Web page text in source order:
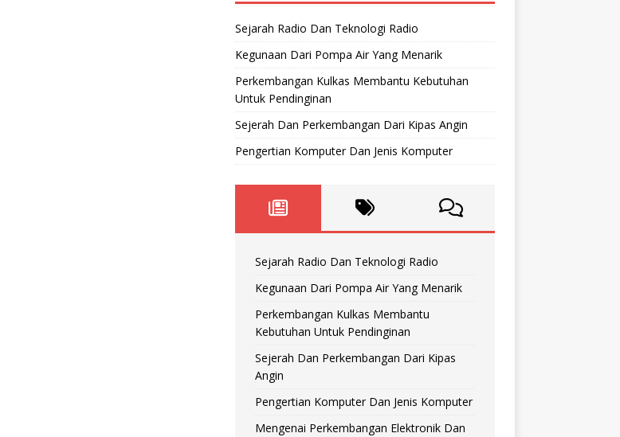
Sejarah Radio Dan Teknologi Radio
Kegunaan Dari Pompa Air Yang Menarik
Perkembangan Kulkas Membantu Kebutuhan
Untuk Pendinginan
Sejerah Dan Perkembangan Dari Kipas Angin
Pengertian Komputer Dan Jenis Komputer
Sejarah Radio Dan Teknologi Radio
Kegunaan Dari Pompa Air Yang Menarik
Perkembangan Kulkas Membantu
Kebutuhan Untuk Pendinginan
Sejerah Dan Perkembangan Dari Kipas
Angin
Pengertian Komputer Dan Jenis Komputer
Mengenai Perkembangan Elektronik Dan